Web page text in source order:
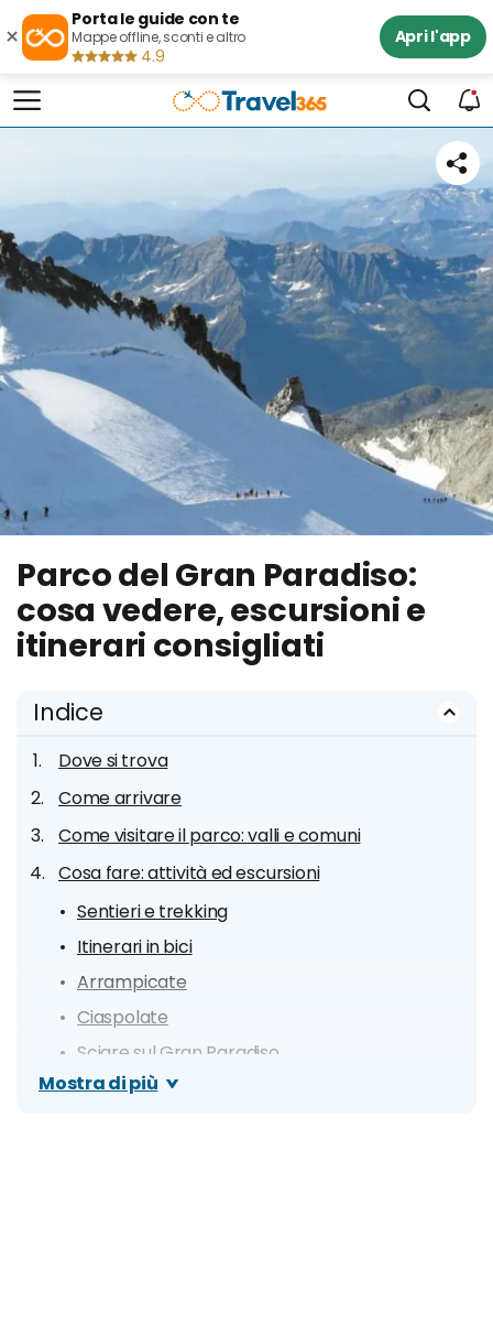
×
Porta le guide con te
Mappe offline, sconti e altro
4.9
Apri l'app
Parco del Gran Paradiso:
cosa vedere, escursioni e
itinerari consigliati
Indice
Dove si trova
Come arrivare
Come visitare il parco: valli e comuni
Cosa fare: attività ed escursioni
Sentieri e trekking
Itinerari in bici
Arrampicate
Ciaspolate
Sciare sul Gran Paradiso
Cosa vedere: valli, borghi e attrazioni
Mostra di più